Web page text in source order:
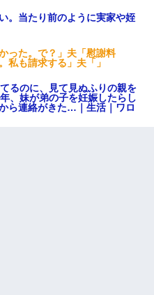
。当たり前のように実家や姪
った。で？」夫「慰謝料
私も請求する」夫「」
るのに、見て見ぬふりの親を
、妹が弟の子を妊娠したらし
ら連絡がきた…｜生活｜ワロ